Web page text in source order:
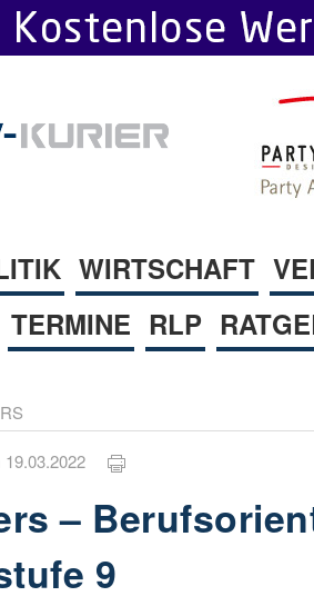
WIRTSCHAFT
TERMINE RLP
19.03.2022
–
9